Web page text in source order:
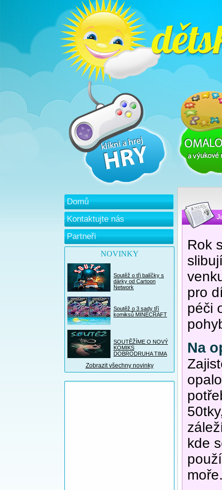
Domů
Kontaktujte nás
Partneři
NOVINKY
Soutěž o tři balíčky s
dárky od Cartoon
Network
Soutěž o 3 sady tří
komiksů MINECRAFT
SOUTĚŽÍME O NOVÝ
KOMIKS
DOBRODRUHA TIMA
Zobrazit všechny novinky
Rok
pro
péči
Na
kde